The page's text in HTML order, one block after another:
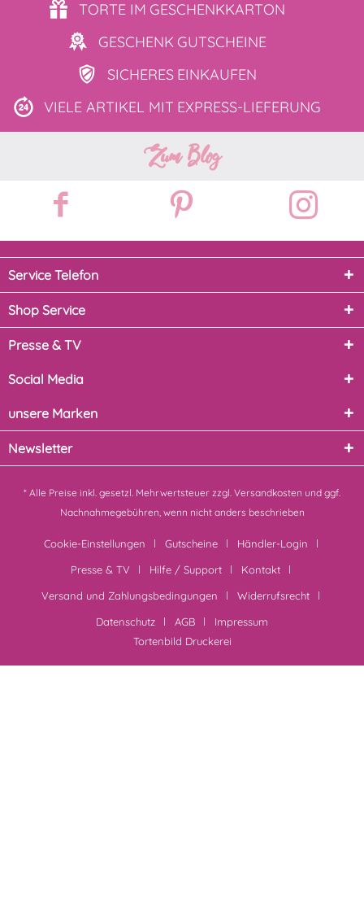
TORTE IM GESCHENKKARTON
GESCHENK GUTSCHEINE
SICHERES EINKAUFEN
VIELE ARTIKEL MIT EXPRESS-LIEFERUNG
Zum Blog
Service Telefon
Shop Service
Presse & TV
Social Media
unsere Marken
Newsletter
* Alle Preise inkl. gesetzl. Mehrwertsteuer zzgl. Versandkosten und ggf.
Nachnahmegebühren, wenn nicht anders beschrieben
Cookie-Einstellungen Gutscheine
Händler-Login
Presse & TV
Hilfe / Support
Kontakt
Versand und Zahlungsbedingungen
Widerrufsrecht
Datenschutz
AGB
Impressum
Tortenbild Druckerei